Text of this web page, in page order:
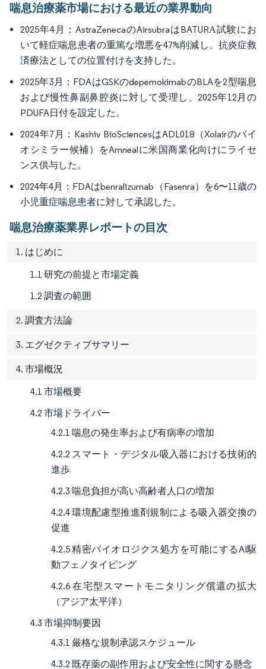
喘息治療薬市場における最近の業界動向
2025年4月：AstraZenecaのAirsubraはBATURА試験にお
いて軽症喘息患者の重篤な増悪を47%削減し、抗炎症救
済療法としての位置付けを支持した。
2025年3月：FDAはGSKのdepemokimabのBLAを2型喘息
および慢性鼻副鼻腔炎に対して受理し、2025年12月の
PDUFA日付を設定した。
2024年7月：Kashiv BioSciencesはADL018（Xolairのバイ
オシミラー候補）をAmnealに米国商業化向けにライセ
ンス供与した。
2024年4月：FDAはbenralizumab（Fasenra）を6〜11歳の
小児重症喘息患者に対して承認した。
喘息治療薬業界レポートの目次
1. はじめに
1.1 研究の前提と市場定義
1.2 調査の範囲
2. 調査方法論
3. エグゼクティブサマリー
4. 市場概況
4.1 市場概要
4.2 市場ドライバー
4.2.1 喘息の発生率および有病率の増加
4.2.2 スマート・デジタル吸入器における技術的
進歩
4.2.3 喘息負担が高い高齢者人口の増加
4.2.4 環境配慮型推進剤規制による吸入器交換の
促進
4.2.5 精密バイオロジクス処方を可能にするAI駆
動フェノタイピング
4.2.6 在宅型スマートモニタリング償還の拡大
（アジア太平洋）
4.3 市場抑制要因
4.3.1 厳格な規制承認スケジュール
4.3.2 既存薬の副作用および安全性に関する懸念